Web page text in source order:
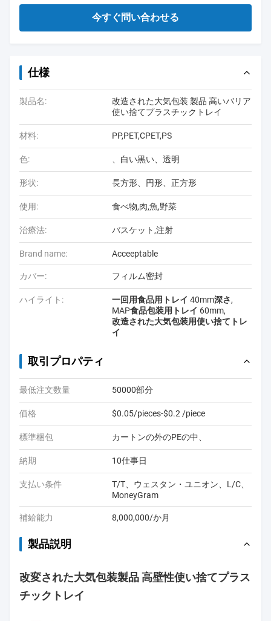
今すぐ問い合わせる
仕様
製品名:
改造された大気包装 製品 高いバリア
使い捨てプラスチックトレイ
材料: PP,PET,CPET,PS
色: 、白い黒い、透明
形状: 長方形、円形、正方形
使用: 食べ物,肉,魚,野菜
治療法: バスケット,注射
Brand name: Acceeptable
カバー: フィルム密封
ハイライト: 一回用食品用トレイ 40mm深さ,
MAP食品包装用トレイ 60mm,
改造された大気包装用使い捨てトレ
イ
取引プロパティ
最低注文数量 50000部分
価格 $0.05/pieces-$0.2 /piece
標準梱包 カートンの外のPEの中、
納期 10仕事日
支払い条件
T/T、ウェスタン・ユニオン、L/C、
MoneyGram
補給能力 8,000,000/か月
製品説明
改変された大気包装製品 高壁性使い捨てプラス
チックトレイ